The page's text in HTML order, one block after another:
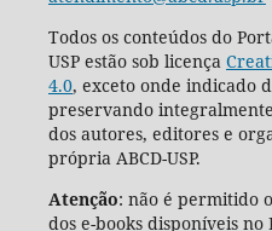
Todos os conteúdos do
USP estão sob licença
4.0, exceto onde indicado
preservando
dos autores, editores e
própria ABCD-USP.
Atenção: não é permitido
dos e-books disponíveis